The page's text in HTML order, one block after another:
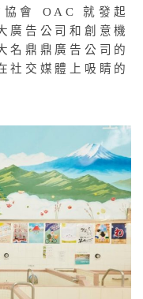
協會 OAC 就發起
廣告公司和創意機
名鼎鼎廣告公司的
社交媒體上吸睛的